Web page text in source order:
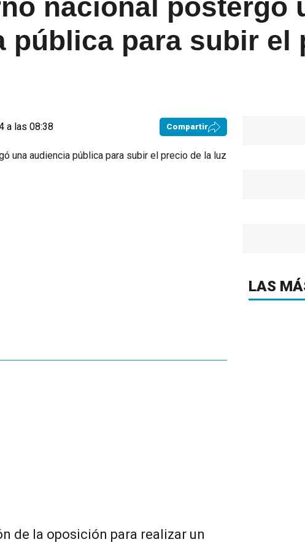
nacional postergó
pública para subir el
a las 08:38 Compartir
de la oposición para realizar un
LAS